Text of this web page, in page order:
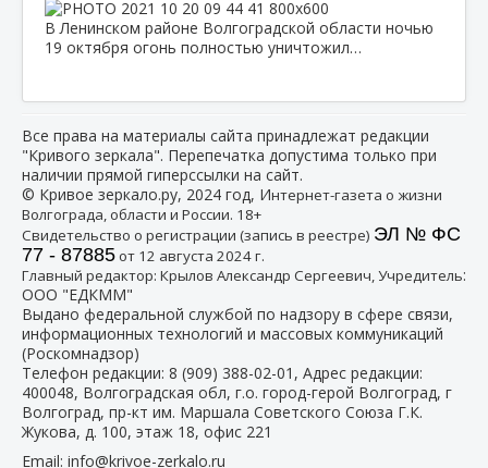
В Ленинском районе Волгоградской области ночью
19 октября огонь полностью уничтожил…
Все права на материалы сайта принадлежат редакции
"Кривого зеркала". Перепечатка допустима только при
наличии прямой гиперссылки на сайт.
© Кривое зеркало.ру, 2024 год, Интернет-газета о жизни
Волгограда, области и России. 18+
Свидетельство о регистрации (запись в реестре) ЭЛ № ФС
77 - 87885от 12 августа 2024 г.
Главный редактор: Крылов Александр Сергеевич, Учредитель:
ООО "ЕДКММ"
Выдано федеральной службой по надзору в сфере связи,
информационных технологий и массовых коммуникаций
(Роскомнадзор)
Телефон редакции: 8 (909) 388-02-01 , Адрес редакции:
400048, Волгоградская обл, г.о. город-герой Волгоград, г
Волгоград, пр-кт им. Маршала Советского Союза Г.К.
Жукова, д. 100, этаж 18, офис 221
Email: info@krivoe-zerkalo.ru